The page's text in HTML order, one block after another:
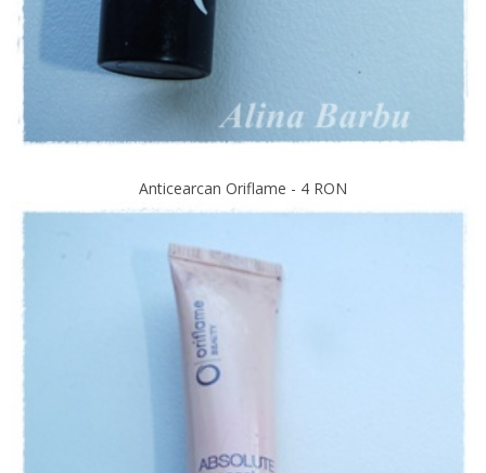
Anticearcan Oriflame - 4 RON